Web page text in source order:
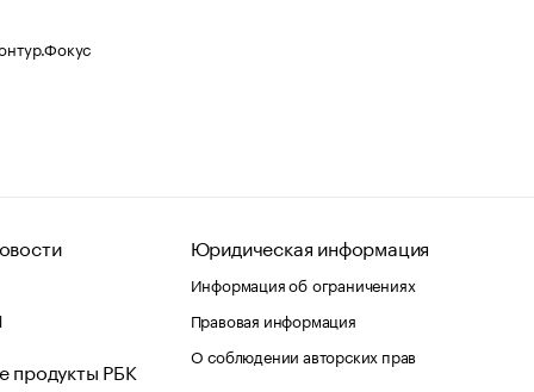
продукты РБК
Юридическая информация
Информация об ограничениях
Правовая информация
О соблюдении авторских прав